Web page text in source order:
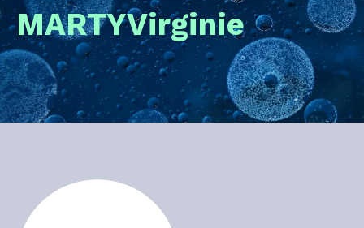
MARTYVirginie